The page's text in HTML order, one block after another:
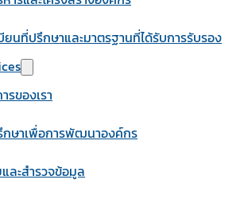
ยนที่ปรึกษาและมาตรฐานที่ได้รับการรับรอง
รของเรา
กษาเพื่อการพัฒนาองค์กร
ละสำรวจข้อมูล